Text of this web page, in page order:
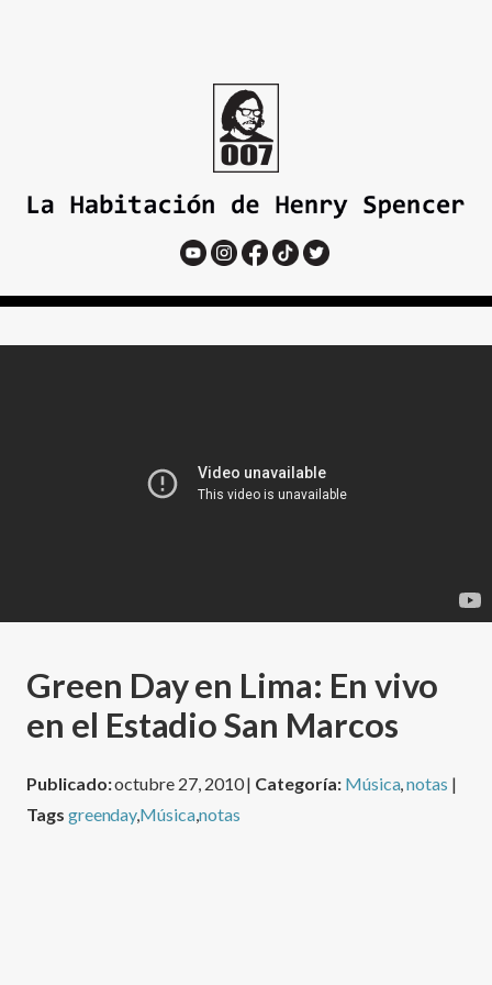
Green Day en Lima: En vivo
en el Estadio San Marcos
Publicado:octubre 27, 2010 | Categoría: Música,notas |
Tags greenday,Música,notas